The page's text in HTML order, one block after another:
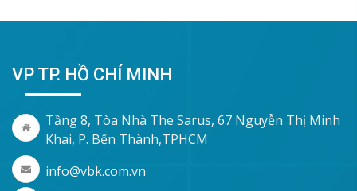
VP TP. HỒ CHÍ MINH
Tầng 8, Tòa Nhà The Sarus, 67 Nguyễn Thị Minh
Khai, P. Bến Thành,TPHCM
info@vbk.com.vn